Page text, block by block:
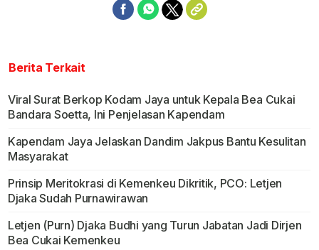
Berita Terkait
Viral Surat Berkop Kodam Jaya untuk Kepala Bea Cukai
Bandara Soetta, Ini Penjelasan Kapendam
Kapendam Jaya Jelaskan Dandim Jakpus Bantu Kesulitan
Masyarakat
Prinsip Meritokrasi di Kemenkeu Dikritik, PCO: Letjen
Djaka Sudah Purnawirawan
Letjen (Purn) Djaka Budhi yang Turun Jabatan Jadi Dirjen
Bea Cukai Kemenkeu